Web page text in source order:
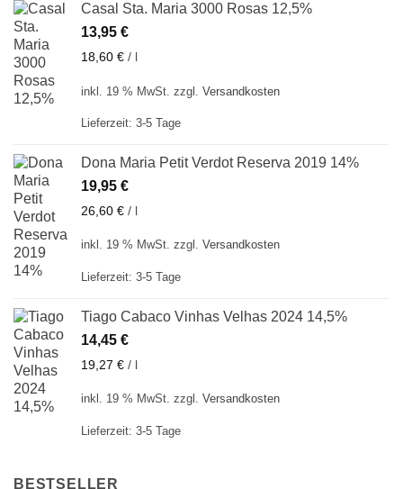
Casal Sta. Maria 3000 Rosas 12,5%
13,95 €
18,60 € / l
inkl. 19 % MwSt. zzgl. Versandkosten
Lieferzeit: 3-5 Tage
Dona Maria Petit Verdot Reserva 2019 14%
19,95 €
26,60 € / l
inkl. 19 % MwSt. zzgl. Versandkosten
Lieferzeit: 3-5 Tage
Tiago Cabaco Vinhas Velhas 2024 14,5%
14,45 €
19,27 € / l
inkl. 19 % MwSt. zzgl. Versandkosten
Lieferzeit: 3-5 Tage
BESTSELLER